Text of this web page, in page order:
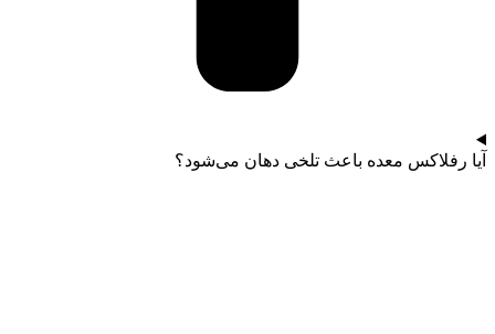
آیا رفلاکس معده باعث تلخی دهان می‌شود؟